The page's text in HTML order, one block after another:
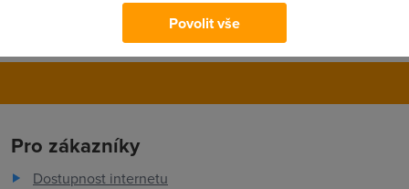
nabídce ČRa jsou, no ... sr@czky ;)
Pro zákazníky
Dostupnost internetu
Povolit vše